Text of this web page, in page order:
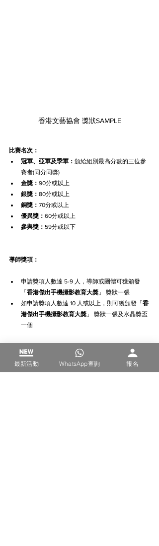
香港文藝協會 獎狀SAMPLE
比賽名次：
冠軍、亞軍及季軍： 頒給組別最高分數的三位參
賽者(同分同獎)
金獎： 90分或以上
銀獎： 80分或以上
銅獎： 70分或以上
優異獎： 60分或以上
參與獎： 59分或以下
導師獎項：
申請獎項人數達 5-9 人，導師或團體可獲頒發
「香港傑出手機攝影教育大獎 」 獎狀一張
如申請獎項人數達 10 人或以上，則可獲頒發「香
港傑出手機攝影教育大獎 」 獎狀一張及水晶獎盃
一個
評分準則
最新活動 WhatsApp查詢 報名